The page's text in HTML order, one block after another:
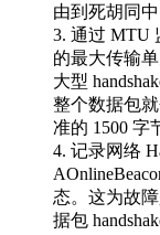
由到死胡同中
通过 MTU
的最大传输
大型
整个数据包
准的 1500 字
记录网络
态。这为故
据包